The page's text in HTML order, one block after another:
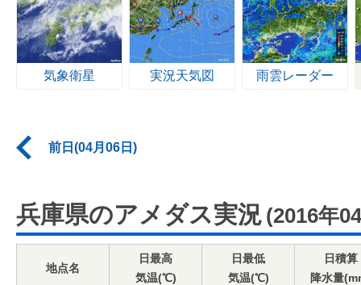
気象衛星 実況天気図 雨雲レーダー
前日(04月06日)
兵庫県のアメダス実況 (2016年
地点名
日最高
気温(℃)
日最低
気温(℃)
日積算
降水量